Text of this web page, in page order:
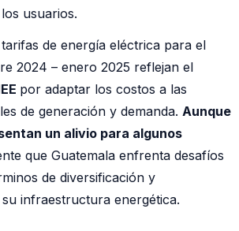
usuarios.
de energía eléctrica para el
2024 – enero 2025 reflejan el
por adaptar los costos a las
de generación y demanda. Aunque
un alivio para algunos
que Guatemala enfrenta desafíos
de diversificación y
infraestructura energética.